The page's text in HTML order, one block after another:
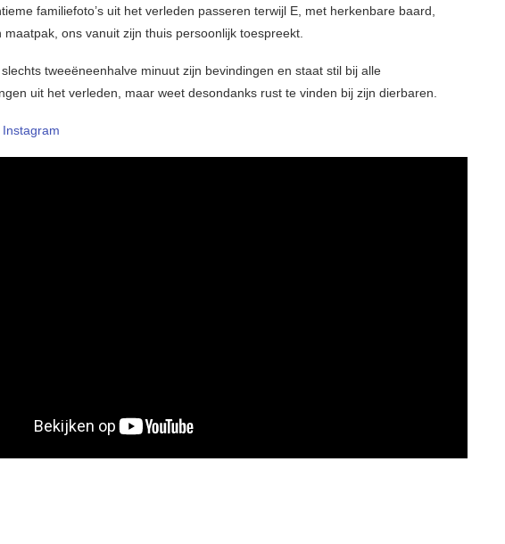
familiefoto’s uit het verleden passeren terwijl E, met herkenbare baard,
maatpak, ons vanuit zijn thuis persoonlijk toespreekt.
tweeëneenhalve minuut zijn bevindingen en staat stil bij alle
uit het verleden, maar weet desondanks rust te vinden bij zijn dierbaren.
Instagram